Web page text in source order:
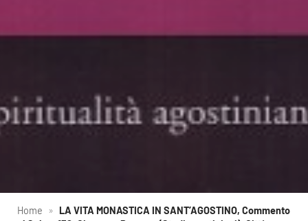
Home » LA VITA MONASTICA IN SANT’AGOSTINO, Commento